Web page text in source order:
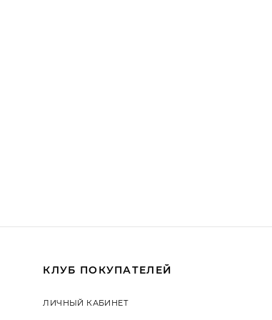
КЛУБ ПОКУПАТЕЛЕЙ
ЛИЧНЫЙ КАБИНЕТ